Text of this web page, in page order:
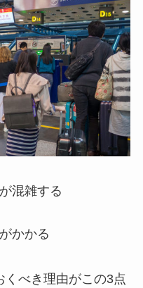
混雑する
かかる
べき理由がこの3点